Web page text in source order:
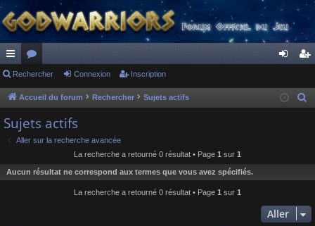
ac
co
ur
ci
or
u
s
ne cri
Rechercher Connexion Inscription
Accueil du forum Rechercher Sujets actifs
h
e
Sujets actifs
Aller sur la recherche avancée
La recherche a retourné 0 résultat • Page 1 sur 1
Aucun résultat ne correspond aux termes que vous avez spécifiés.
La recherche a retourné 0 résultat • Page 1 sur 1
Aller